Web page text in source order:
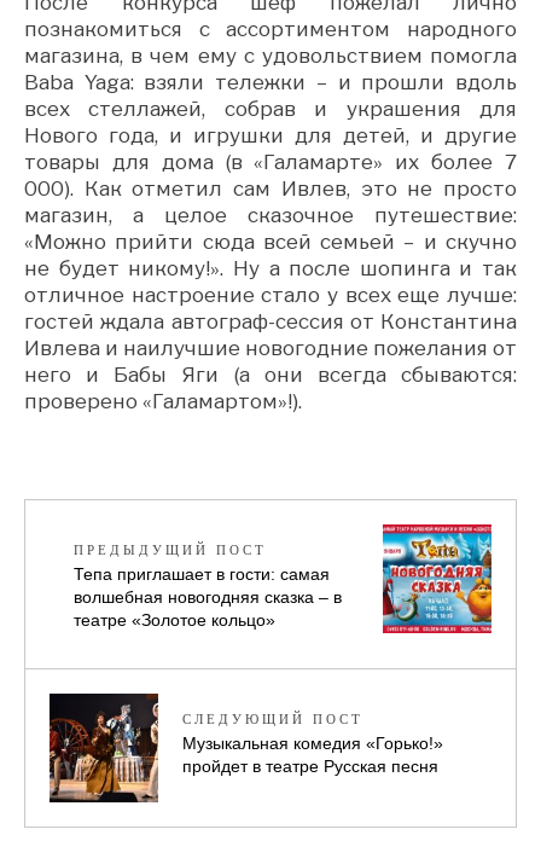
познакомиться с ассортиментом народного
магазина, в чем ему с удовольствием помогла
Baba Yaga: взяли тележки – и прошли вдоль
всех стеллажей, собрав и украшения для
Нового года, и игрушки для детей, и другие
товары для дома (в «Галамарте» их более 7
000). Как отметил сам Ивлев, это не просто
магазин, а целое сказочное путешествие:
«Можно прийти сюда всей семьей – и скучно
не будет никому!». Ну а после шопинга и так
отличное настроение стало у всех еще лучше:
гостей ждала автограф-сессия от Константина
Ивлева и наилучшие новогодние пожелания от
него и Бабы Яги (а они всегда сбываются:
проверено «Галамартом»!).
ПРЕДЫДУЩИЙ ПОСТ
Тепа приглашает в гости: самая
волшебная новогодняя сказка – в
театре «Золотое кольцо»
СЛЕДУЮЩИЙ ПОСТ
Музыкальная комедия «Горько!»
пройдет в театре Русская песня